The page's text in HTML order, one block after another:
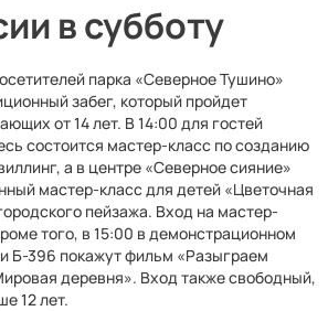
в субботу
парка «Северное Тушино»
забег, который пройдет
от 14 лет. В 14:00 для гостей
состоится мастер-класс по созданию
а в центре «Северное сияние»
мастер-класс для детей «Цветочная
пейзажа. Вход на мастер-
того, в 15:00 в демонстрационном
Б-396 покажут фильм «Разыграем
деревня». Вход также свободный,
12 лет.